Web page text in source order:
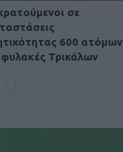
σε
600 ατόμων
φυλακές Τρικάλων